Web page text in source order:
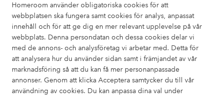
Homeroom använder obligatoriska cookies för att
webbplatsen ska fungera samt cookies för analys, anpassat
innehåll och för att ge dig en mer relevant upplevelse på vår
webbplats. Denna persondatan och dessa cookies delar vi
med de annons- och analysföretag vi arbetar med. Detta för
att analysera hur du använder sidan samt i främjandet av vår
marknadsföring så att du kan få mer personanpassade
annonser. Genom att klicka Acceptera samtycker du till vår
användning av cookies. Du kan anpassa dina val under
Säkra betalningar
Vill du veta mer om våra betalalternativ ?
elpy